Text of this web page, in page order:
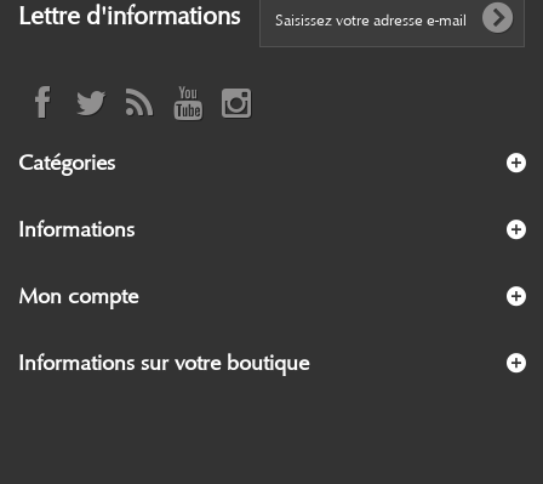
Lettre d'informations
Catégories
Informations
Mon compte
Informations sur votre boutique